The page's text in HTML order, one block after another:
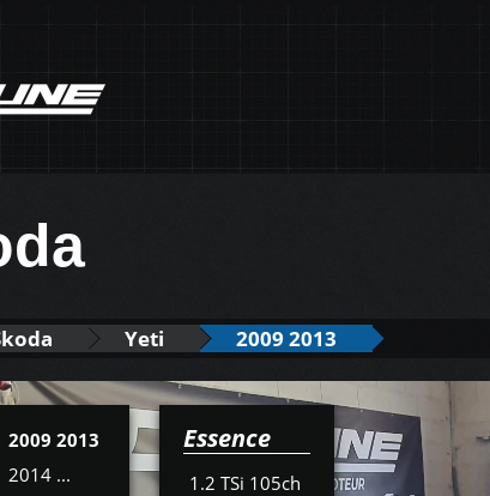
Yeti 2009 2013
2009 2013
2014 ...
Essence
1.2 TSi 105ch